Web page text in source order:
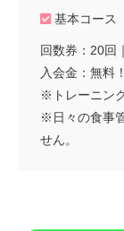
基本コース
回数券：20回
入会金：無料！
※トレーニン
※日々の食事
せん。